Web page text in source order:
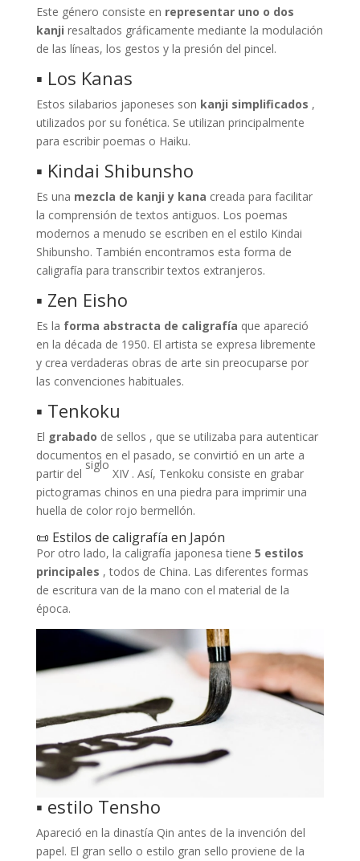
Este género consiste en representar uno o dos
kanji resaltados gráficamente mediante la modulación
de las líneas, los gestos y la presión del pincel.
▪ Los Kanas
Estos silabarios japoneses son kanji simplificados ,
utilizados por su fonética. Se utilizan principalmente
para escribir poemas o Haiku.
▪ Kindai Shibunsho
Es una mezcla de kanji y kana creada para facilitar
la comprensión de textos antiguos. Los poemas
modernos a menudo se escriben en el estilo Kindai
Shibunsho. También encontramos esta forma de
caligrafía para transcribir textos extranjeros.
▪ Zen Eisho
Es la forma abstracta de caligrafía que apareció
en la década de 1950. El artista se expresa libremente
y crea verdaderas obras de arte sin preocuparse por
las convenciones habituales.
▪ Tenkoku
El grabado de sellos , que se utilizaba para autenticar
documentos en el pasado, se convirtió en un arte a
partir del
siglo
XIV . Así, Tenkoku consiste en grabar
pictogramas chinos en una piedra para imprimir una
huella de color rojo bermellón.
📜 Estilos de caligrafía en Japón
Por otro lado, la caligrafía japonesa tiene 5 estilos
principales , todos de China. Las diferentes formas
de escritura van de la mano con el material de la
época.
▪ estilo Tensho
Apareció en la dinastía Qin antes de la invención del
papel. El gran sello o estilo gran sello proviene de la